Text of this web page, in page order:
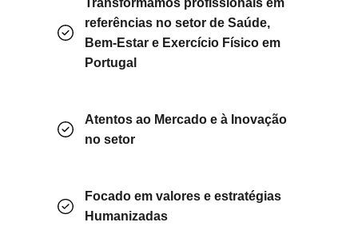
referências no setor de Saúde,
Bem-Estar e Exercício Físico em
Portugal
Atentos ao Mercado e à Inovação
no setor
Focado em valores e estratégias
Humanizadas